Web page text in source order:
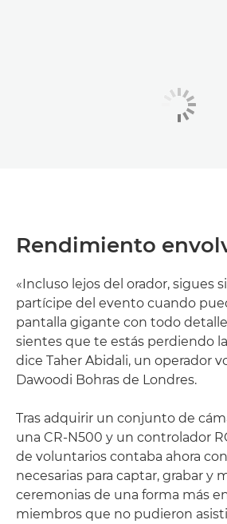
Rendimiento
«Incluso lejos del orador, sigues
partícipe del evento cuando
pantalla gigante con todo
sientes que te estás perdiendo
dice Taher Abidali, un operador
Dawoodi Bohras de Londres.
Tras adquirir un conjunto de
una CR-N500 y un controlador
de voluntarios contaba ahora
necesarias para captar, grabar y
ceremonias de una forma más
miembros que no pudieron